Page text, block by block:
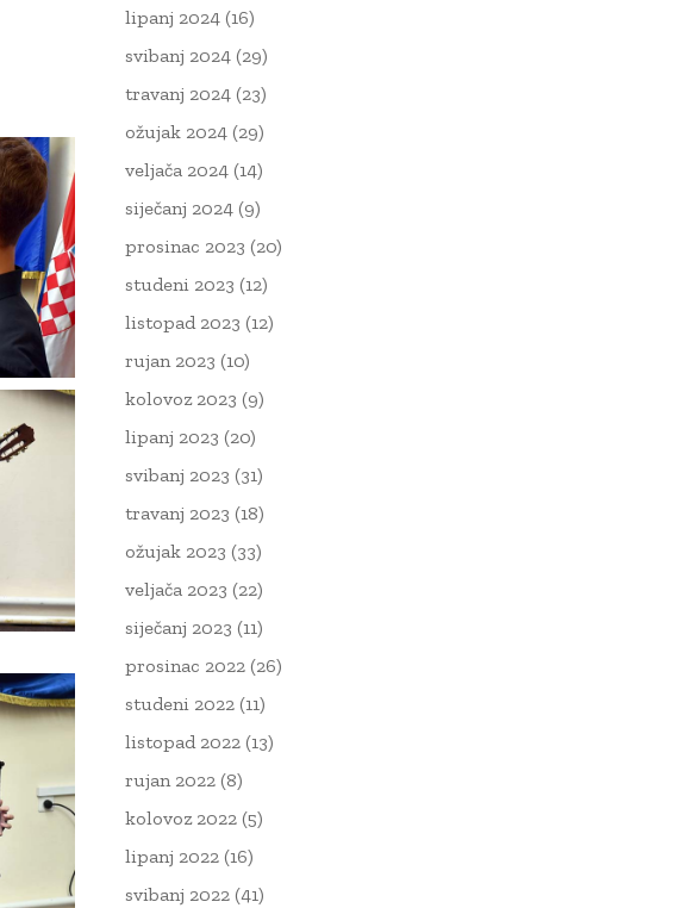
lipanj 2024 (16)
svibanj 2024 (29)
travanj 2024 (23)
ožujak 2024 (29)
veljača 2024 (14)
siječanj 2024 (9)
prosinac 2023 (20)
studeni 2023 (12)
listopad 2023 (12)
rujan 2023 (10)
kolovoz 2023 (9)
lipanj 2023 (20)
svibanj 2023 (31)
travanj 2023 (18)
ožujak 2023 (33)
veljača 2023 (22)
siječanj 2023 (11)
prosinac 2022 (26)
studeni 2022 (11)
listopad 2022 (13)
rujan 2022 (8)
kolovoz 2022 (5)
lipanj 2022 (16)
svibanj 2022 (41)